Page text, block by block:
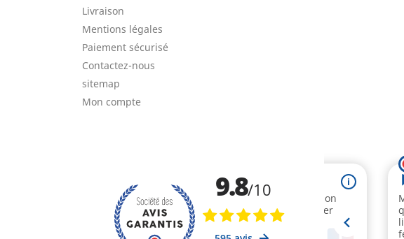
Livraison
Mentions légales
Paiement sécurisé
Contactez-nous
sitemap
Mon compte